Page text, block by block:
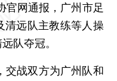
官网通报，广州市足
清远队主教练等人操
队夺冠。
战双方为广州队和